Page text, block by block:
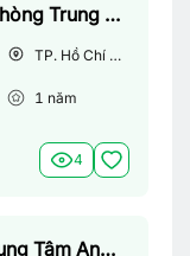
Nhân Viên Văn Phòng Trung Tâm Anh Ngữ
TP. Hồ Chí Minh
1 năm
4
Trưởng Cơ Sở Trung Tâm Anh Ngữ